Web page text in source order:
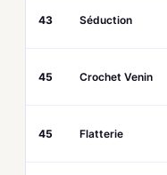
43 Séduction
45 Crochet Venin
45 Flatterie